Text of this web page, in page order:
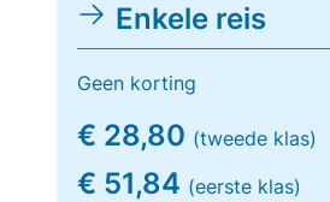
Enkele reis
Geen korting
€ 28,80 (tweede klas)
€ 51,84 (eerste klas)